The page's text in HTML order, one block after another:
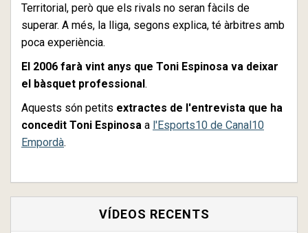
Territorial, però que els rivals no seran fàcils de
superar. A més, la lliga, segons explica, té àrbitres amb
poca experiència.
El 2006 farà vint anys que Toni Espinosa va deixar
el bàsquet professional.
Aquests són petits extractes de l'entrevista que ha
concedit Toni Espinosa a l'Esports10 de Canal10
Empordà.
VÍDEOS RECENTS